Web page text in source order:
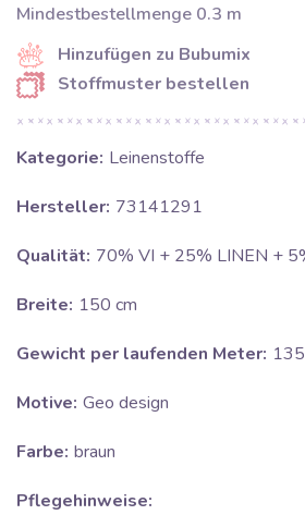
Mindestbestellmenge 0.3 m
Hinzufügen zu Bubumix
Stoffmuster bestellen
Kategorie: Leinenstoffe
Hersteller: 73141291
Qualität: 70% VI + 25% LINEN +
Breite: 150 cm
Gewicht per laufenden Meter:
Motive: Geo design
Farbe: braun
Pflegehinweise: